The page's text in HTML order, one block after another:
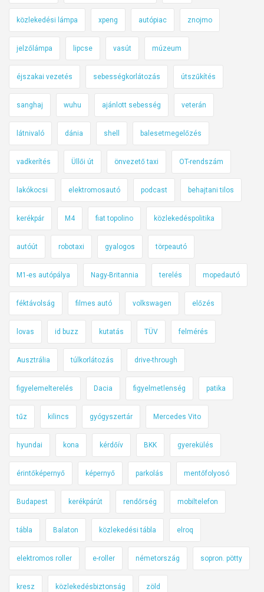
közlekedési lámpa xpeng autópiac znojmo
jelzőlámpa lipcse vasút múzeum
éjszakai vezetés sebességkorlátozás útszűkítés
sanghaj wuhu ajánlott sebesség veterán
látnivaló dánia shell balesetmegelőzés
vadkerítés Üllői út önvezető taxi OT-rendszám
lakókocsi elektromosautó podcast behajtani tilos
kerékpár M4 fiat topolino közlekedéspolitika
autóút robotaxi gyalogos törpeautó
M1-es autópálya Nagy-Britannia terelés mopedautó
féktávolság filmes autó volkswagen előzés
lovas id buzz kutatás TÜV felmérés
Ausztrália túlkorlátozás drive-through
figyelemelterelés Dacia figyelmetlenség patika
tűz kilincs gyógyszertár Mercedes Vito
hyundai kona kérdőív BKK gyerekülés
érintőképernyő képernyő parkolás mentőfolyosó
Budapest kerékpárút rendőrség mobiltelefon
tábla Balaton közlekedési tábla elroq
elektromos roller e-roller németország sopron. pötty
kresz közlekedésbiztonság zöld